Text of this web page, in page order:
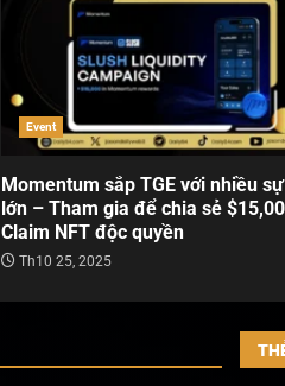
Event
Momentum sắp TGE với nhiều
lớn – Tham gia để chia sẻ
Claim NFT độc quyền
Th10 25, 2025